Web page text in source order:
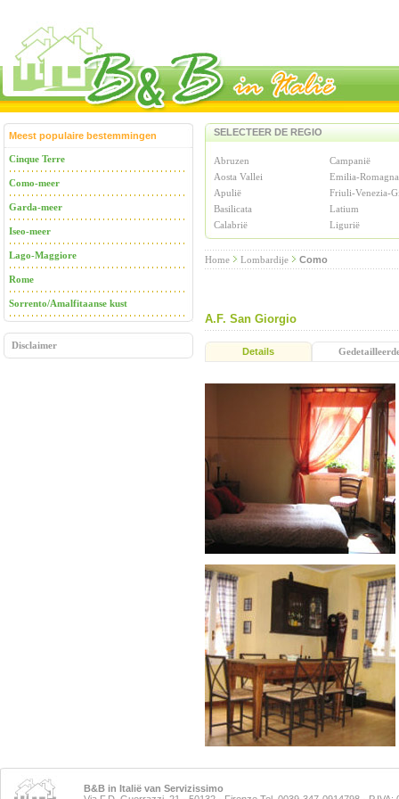
Meest populaire bestemmingen
Cinque Terre
Como-meer
Garda-meer
Iseo-meer
Lago-Maggiore
Rome
Sorrento/Amalfitaanse kust
Disclaimer
SELECTEER DE REGIO
Abruzen
Campanië
Aosta Vallei
Emilia-Romagna
Apulië
Friuli-Venezia-
Basilicata
Latium
Calabrië
Ligurië
Home Lombardije Como
A.F. San Giorgio
Details
B&B in Italië van Servizissimo